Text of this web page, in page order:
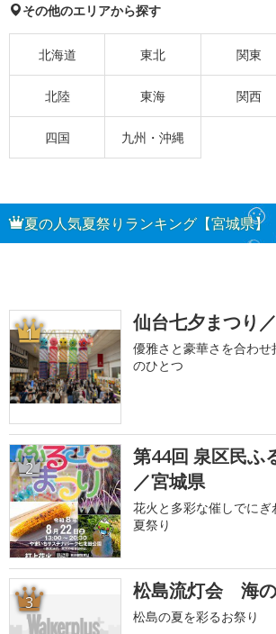
その他のエリアから探す
北海道 東北 関東
北陸 東海 関西
四国 九州・沖縄
夏の人気夏祭りランキング【宮城県】
1 仙台七夕まつり
優雅さと豪華さを合わせ
のひとつ
2
第44回 泉区民ふ
／宮城県
花火と多彩な催しでに
夏祭り
3 松島流灯会 海
松島の夏を彩るお祭り